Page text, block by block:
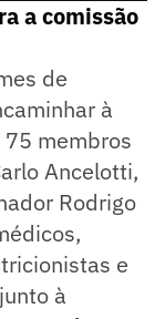
a comissão
de
à
membros
Ancelotti,
Rodrigo
e
à